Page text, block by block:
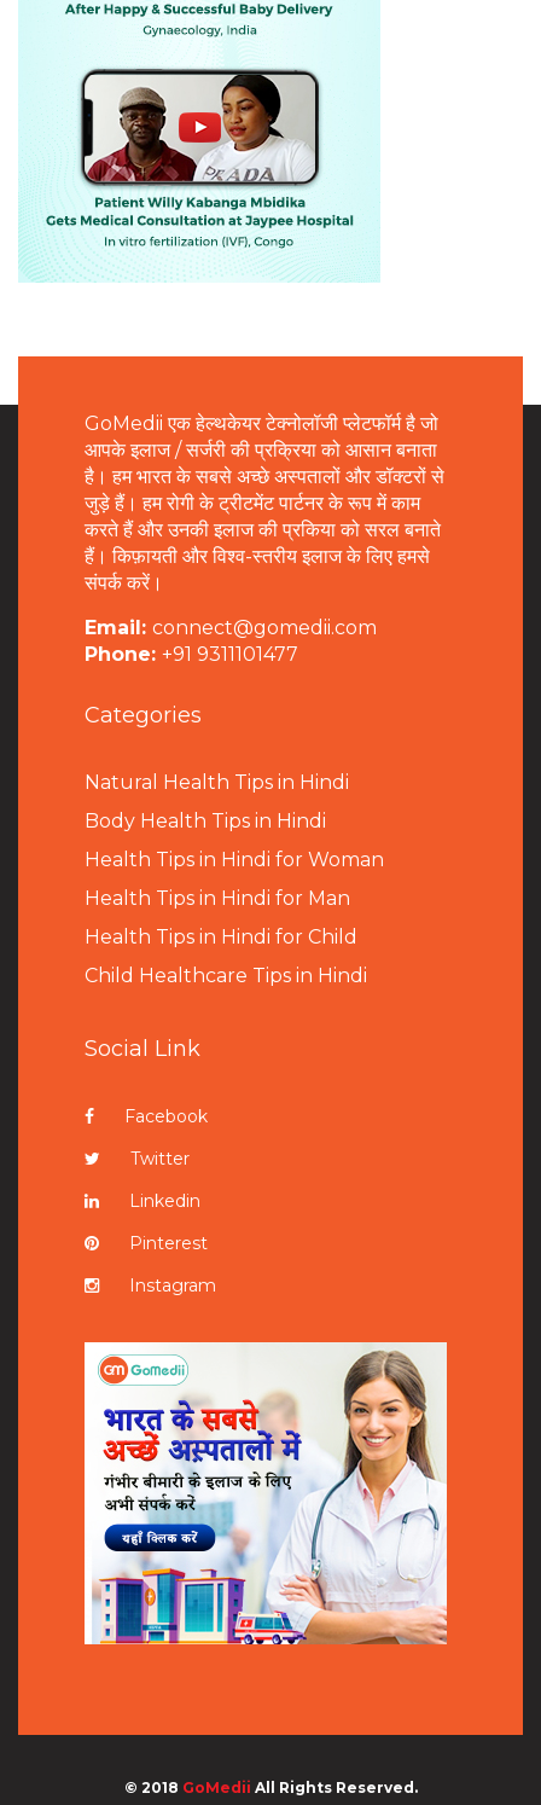
GoMedii एक हेल्थकेयर टेक्नोलॉजी प्लेटफॉर्म है जो
आपके इलाज / सर्जरी की प्रक्रिया को आसान बनाता
है। हम भारत के सबसे अच्छे अस्पतालों और डॉक्टरों से
जुड़े हैं। हम रोगी के ट्रीटमेंट पार्टनर के रूप में काम
करते हैं और उनकी इलाज की प्रकिया को सरल बनाते
हैं। किफ़ायती और विश्व-स्तरीय इलाज के लिए हमसे
संपर्क करें।
Email: connect@gomedii.com
Phone: +91 9311101477
Categories
Natural Health Tips in Hindi
Body Health Tips in Hindi
Health Tips in Hindi for Woman
Health Tips in Hindi for Man
Health Tips in Hindi for Child
Child Healthcare Tips in Hindi
Social Link
Facebook
Twitter
Linkedin
Pinterest
Instagram
© 2018 GoMedii All Rights Reserved.